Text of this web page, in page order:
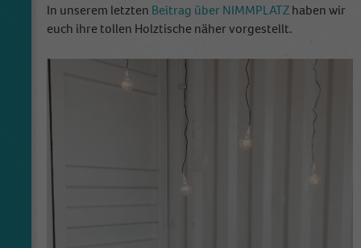
In unserem letzten Beitrag über NIMMPLATZhaben wir
euch ihre tollen Holztische näher vorgestellt.